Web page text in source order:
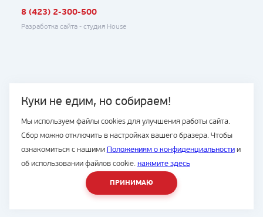
Куки не едим, но собираем!
Мы используем файлы cookies для улучшения работы сайта.
Сбор можно отключить в настройках вашего бразера. Чтобы
ознакомиться с нашими Положениям о конфиденциальностии
об использовании файлов cookie. нажмите здесь
ПРИНИМАЮ
8 (423) 2-300-500
Разработка сайта - студия House